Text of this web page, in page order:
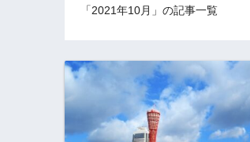
「2021年10月」の記事一覧